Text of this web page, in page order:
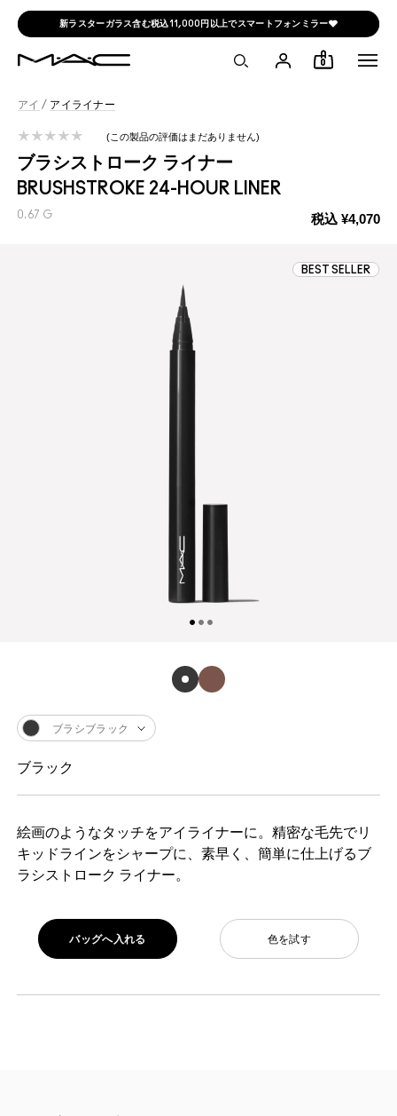
新ラスターガラス含む税込11,000円以上でスマートフォンミラー🩶
0
アイ / アイライナー
ブラシストローク ライナー
BRUSHSTROKE 24-HOUR LINER
税込 ¥4,070
0.67 G
この製品の評価はまだありません
BEST SELLER
絵画のようなタッチをアイライナーに。精密な毛先でリ
キッドラインをシャープに、素早く、簡単に仕上げるブ
ラシストローク ライナー。
ブラシブラック
ブラック
色を試す
バッグへ入れる